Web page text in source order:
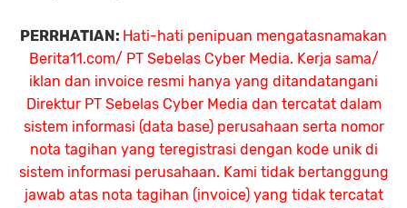
PERRHATIAN: Hati-hati penipuan mengatasnamakan
Berita11.com/ PT Sebelas Cyber Media. Kerja sama/
iklan dan invoice resmi hanya yang ditandatangani
Direktur PT Sebelas Cyber Media dan tercatat dalam
sistem informasi (data base) perusahaan serta nomor
nota tagihan yang teregistrasi dengan kode unik di
sistem informasi perusahaan. Kami tidak bertanggung
jawab atas nota tagihan (invoice) yang tidak tercatat